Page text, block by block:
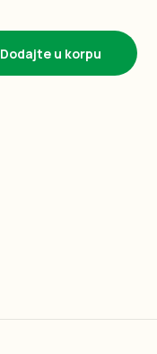
Dodajte u korpu